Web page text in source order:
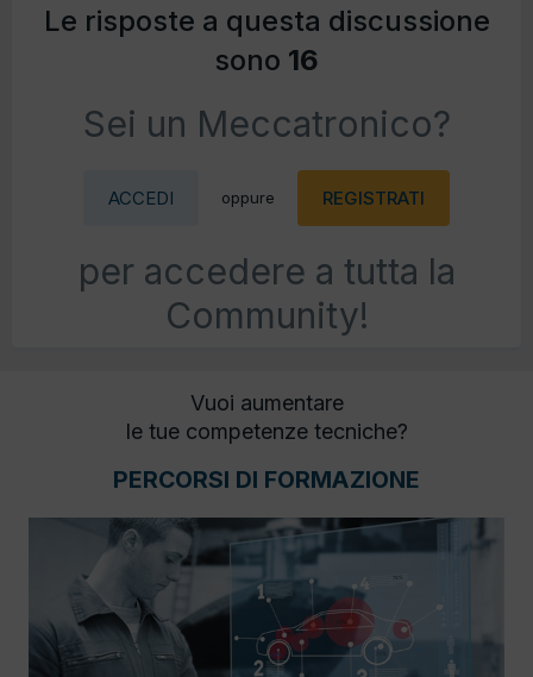
Le risposte a questa discussione
sono 16
Sei un Meccatronico?
ACCEDI oppure REGISTRATI
per accedere a tutta la
Community!
Vuoi aumentare
le tue competenze tecniche?
PERCORSI DI FORMAZIONE